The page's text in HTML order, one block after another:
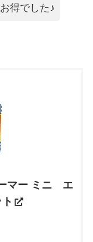
得でした♪
マー ミニ エ